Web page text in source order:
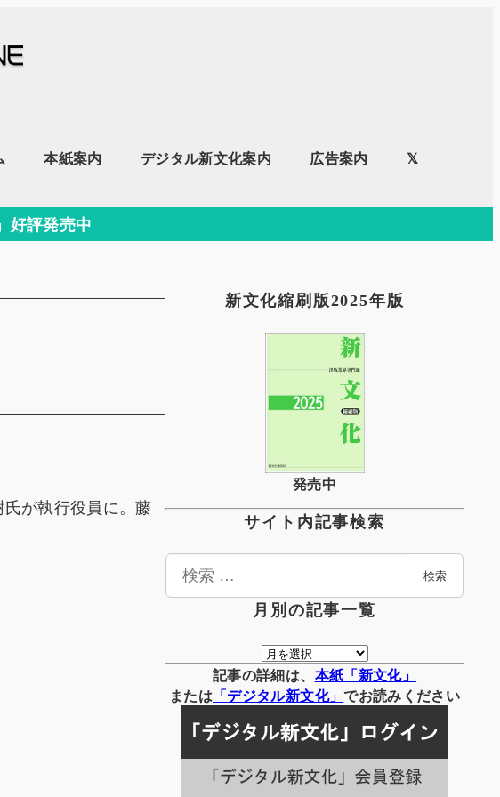
本紙案内 デジタル新文化案内 広告案内 𝕏
好評発売中
が執行役員に。藤
新文化縮刷版2025年版
発売中
サイト内記事検索
検
検索
月別の記事一覧
月
別
の
事
一
覧
記事の詳細は、 本紙「新文化」
または 「デジタル新文化」でお読みください